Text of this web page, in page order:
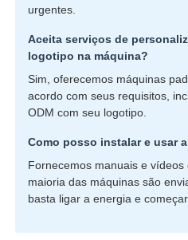
urgentes.
Aceita serviços de
logotipo na máquina?
Sim, oferecemos máquinas
acordo com seus requisitos,
ODM com seu logotipo.
Como posso instalar e usar
Fornecemos manuais e
maioria das máquinas são
basta ligar a energia e